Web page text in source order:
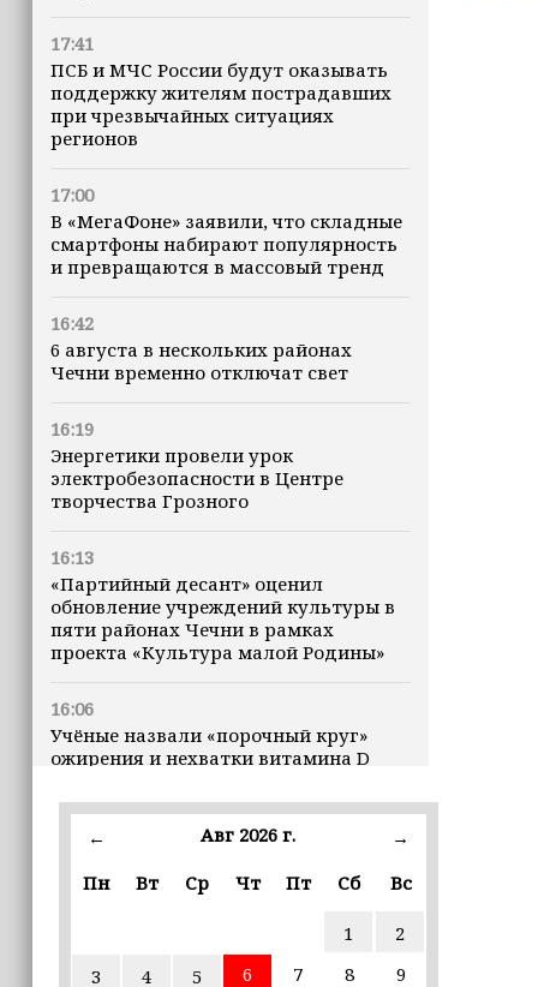
17:41
ПСБ и МЧС России будут оказывать
поддержку жителям пострадавших
при чрезвычайных ситуациях
регионов
17:00
В «МегаФоне» заявили, что складные
смартфоны набирают популярность
и превращаются в массовый тренд
16:42
6 августа в нескольких районах
Чечни временно отключат свет
16:19
Энергетики провели урок
электробезопасности в Центре
творчества Грозного
16:13
«Партийный десант» оценил
обновление учреждений культуры в
пяти районах Чечни в рамках
проекта «Культура малой Родины»
16:06
Учёные назвали «порочный круг»
ожирения и нехватки витамина D
16:00
В Чеченской Республике начинается
избирательные комиссии
← Авг 2026 г.
→
Пн
Вт Ср Чт Пт Сб Вс
1
2
3
4 5 6 7 8
9